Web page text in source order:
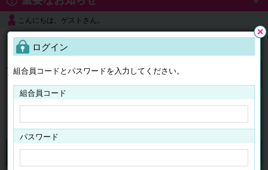
こんにちは、ゲストさん。
よくある質問
ログイン
チケット マイページ
ログイン
組合員コードとパスワードを入力してください。
組合員コード
パスワード